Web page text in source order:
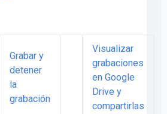
Grabar y
detener
la
grabación
Visualizar
grabaciones
en Google
Drive y
compartirlas